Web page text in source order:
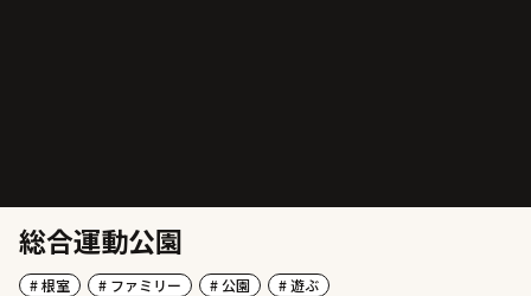
総合運動公園
# 根室 # ファミリー # 公園 # 遊ぶ